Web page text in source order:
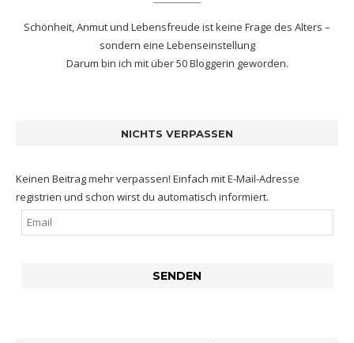
Schönheit, Anmut und Lebensfreude ist keine Frage des Alters –
sondern eine Lebenseinstellung
Darum bin ich mitüber 50 Bloggerin geworden.
NICHTS VERPASSEN
Keinen Beitrag mehr verpassen! Einfach mit E-Mail-Adresse
registrien und schon wirst du automatisch informiert.